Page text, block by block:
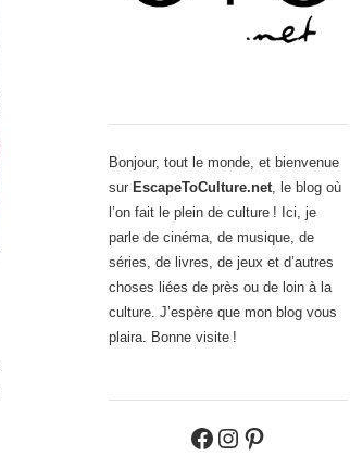
Bonjour, tout le monde, et bienvenue
sur EscapeToCulture.net , le blog où
l’on fait le plein de culture ! Ici, je
parle de cinéma, de musique, de
séries, de livres, de jeux et d’autres
choses liées de près ou de loin à la
culture. J’espère que mon blog vous
plaira. Bonne visite !
Facebook
Instagram
Pinterest